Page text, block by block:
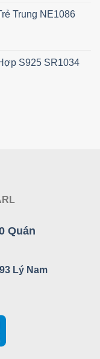
Trung NE1086
S925 SR1034
Quán
Lý Nam